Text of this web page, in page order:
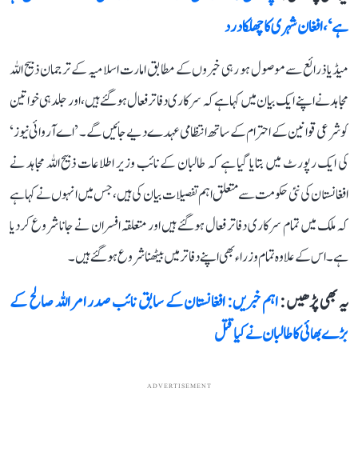
ہے‘، افغان شہری کا چھلکا درد
میڈیا ذرائع سے موصول ہو رہی خبروں کے مطابق امارت اسلامیہ کے ترجمان ذبیح اللہ
مجاہد نے اپنے ایک بیان میں کہا ہے کہ سرکاری دفاتر فعال ہوگئے ہیں، اور جلد ہی خواتین
کو شرعی قوانین کے احترام کے ساتھ انتظامی عہدے دیے جائیں گے۔ ’اے آر وائی نیوز‘
کی ایک رپورٹ میں بتایا گیا ہے کہ طالبان کے نائب وزیر اطلاعات ذبیح اللہ مجاہد نے
افغانستان کی نئی حکومت سے متعلق اہم تفصیلات بیان کی ہیں، جس میں انہوں نے کہا ہے
کہ ملک میں تمام سرکاری دفاتر فعال ہوگئے ہیں اور متعلقہ افسران نے جانا شروع کردیا
ہے۔ اس کے علاوہ تمام وزراء بھی اپنے دفاتر میں بیٹھنا شروع ہوگئے ہیں۔
یہ بھی پڑھیں :اہم خبریں: افغانستان کے سابق نائب صدر امراللہ صالح کے
بڑے بھائی کا طالبان نے کیا قتل
ADVERTISEMENT